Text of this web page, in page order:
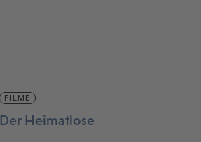
FILME
Der Heimatlose